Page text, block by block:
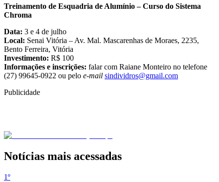
Treinamento de Esquadria de Alumínio – Curso do Sistema
Chroma
Data: 3 e 4 de julho
Local: Senai Vitória – Av. Mal. Mascarenhas de Moraes, 2235,
Bento Ferreira, Vitória
Investimento: R$ 100
Informações e inscrições: falar com Raiane Monteiro no telefone
(27) 99645-0922 ou pelo e-mail sindividros@gmail.com
Publicidade
Notícias mais acessadas
1º